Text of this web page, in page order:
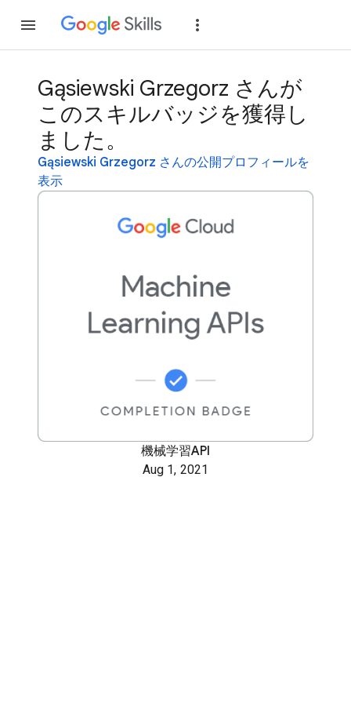
Gąsiewski Grzegorz さんが
このスキルバッジを獲得し
ました。
Gąsiewski Grzegorz さんの公開プロフィールを
表示